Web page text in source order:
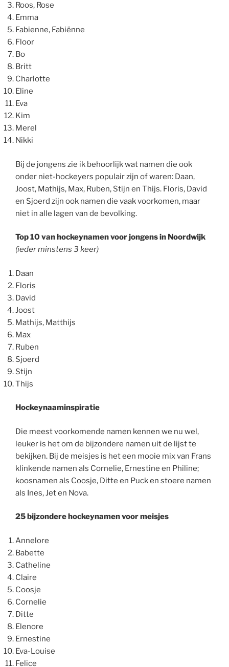
Roos, Rose
Emma
Fabienne, Fabiënne
Floor
Bo
Britt
Charlotte
Eline
Eva
Kim
Merel
Nikki
Bij de jongens zie ik behoorlijk wat namen die ook
onder niet-hockeyers populair zijn of waren: Daan,
Joost, Mathijs, Max, Ruben, Stijn en Thijs. Floris, David
en Sjoerd zijn ook namen die vaak voorkomen, maar
niet in alle lagen van de bevolking.
Top 10 van hockeynamen voor jongens in Noordwijk
(ieder minstens 3 keer)
Daan
Floris
David
Joost
Mathijs, Matthijs
Max
Ruben
Sjoerd
Stijn
Thijs
Hockeynaaminspiratie
Die meest voorkomende namen kennen we nu wel,
leuker is het om de bijzondere namen uit de lijst te
bekijken. Bij de meisjes is het een mooie mix van Frans
klinkende namen als Cornelie, Ernestine en Philine;
koosnamen als Coosje, Ditte en Puck en stoere namen
als Ines, Jet en Nova.
25 bijzondere hockeynamen voor meisjes
Annelore
Babette
Catheline
Claire
Coosje
Cornelie
Ditte
Elenore
Ernestine
Eva-Louise
Felice